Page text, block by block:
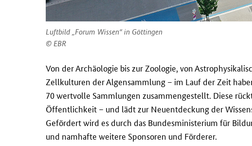
Luftbild „Forum Wissen“ in Göttingen
EBR
Von der Archäologie bis zur Zoologie, von
Zellkulturen der Algensammlung – im Lauf der Zeit
70 wertvolle Sammlungen zusammengestellt. Diese
Öffentlichkeit – und lädt zur Neuentdeckung der
Gefördert wird es durch das Bundesministerium für
und namhafte weitere Sponsoren und Förderer.